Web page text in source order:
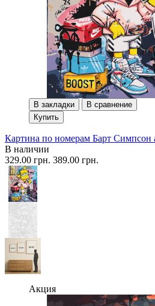
В закладки
В сравнение
Купить
Картина по номерам Барт Симпсон
В наличии
329.00 грн. 389.00 грн.
Акция